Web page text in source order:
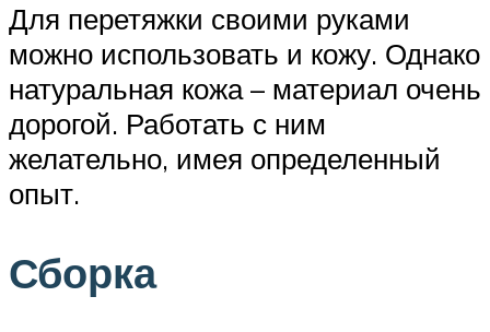
Для перетяжки своими руками
можно использовать и кожу. Однако
натуральная кожа – материал очень
дорогой. Работать с ним
желательно, имея определенный
опыт.
Сборка